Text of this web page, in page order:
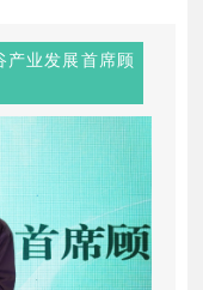
产业发展首席顾